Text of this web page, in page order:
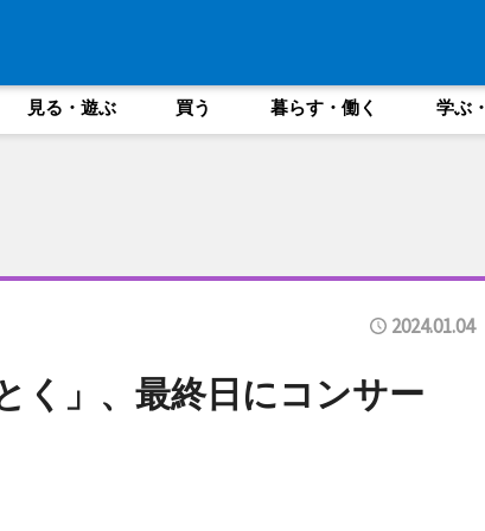
見る・遊ぶ 買う 暮らす・働く 学ぶ
2024.01.04
く」、最終日にコンサー